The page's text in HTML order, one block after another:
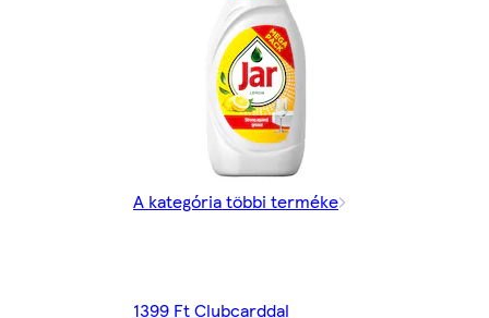
A kategória többi terméke
1399 Ft Clubcarddal